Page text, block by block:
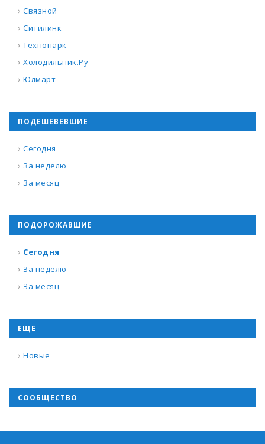
Связной
Ситилинк
Технопарк
Холодильник.Ру
Юлмарт
ПОДЕШЕВЕВШИЕ
Сегодня
За неделю
За месяц
ПОДОРОЖАВШИЕ
Сегодня
За неделю
За месяц
ЕЩЕ
Новые
СООБЩЕСТВО